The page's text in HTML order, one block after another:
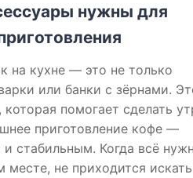
нужны для
на кухне — это не только
или банки с зёрнами.
которая помогает сделать
приготовление кофе —
стабильным. Когда всё
месте, не приходится искать